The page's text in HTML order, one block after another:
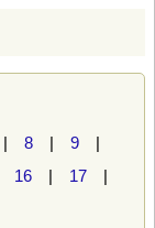
8 | 9 |
16 | 17 |